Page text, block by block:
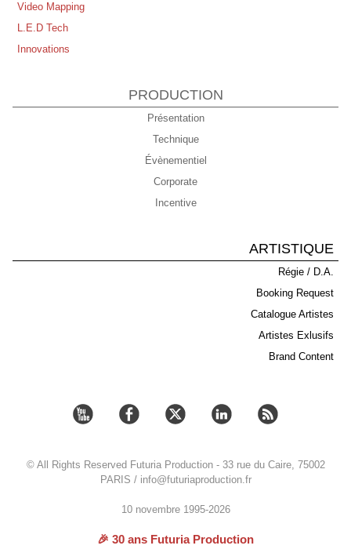
Disco Symphonique de Marc Cerrone - Philharmonie de Paris
Concert "Live Peace" Annecy Dimanche 21 Septembre
Video Mapping
L.E.D Tech
Innovations
PRODUCTION
Présentation
Technique
Évènementiel
Corporate
Incentive
ARTISTIQUE
Régie / D.A.
Booking Request
Catalogue Artistes
Artistes Exlusifs
Brand Content
© All Rights Reserved Futuria Production - 33 rue du Caire, 75002
PARIS / info@futuriaproduction.fr
10 novembre 1995-2026
🎉 30 ans Futuria Production